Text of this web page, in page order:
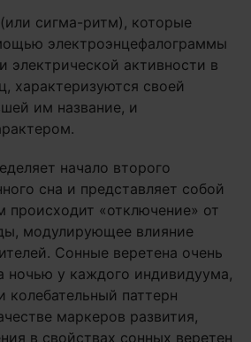
сигма-ритм), которые
электроэнцефалограммы
электрической активности в
характеризуются своей
им название, и
начало второго
сна и представляет собой
происходит «отключение» от
модулирующее влияние
Сонные веретена очень
ночью у каждого индивидуума,
колебательный паттерн
маркеров развития,
в свойствах сонных веретен